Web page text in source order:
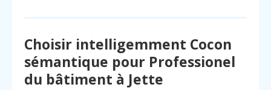
Choisir intelligemment Cocon
sémantique pour Professionel
du bâtiment à Jette